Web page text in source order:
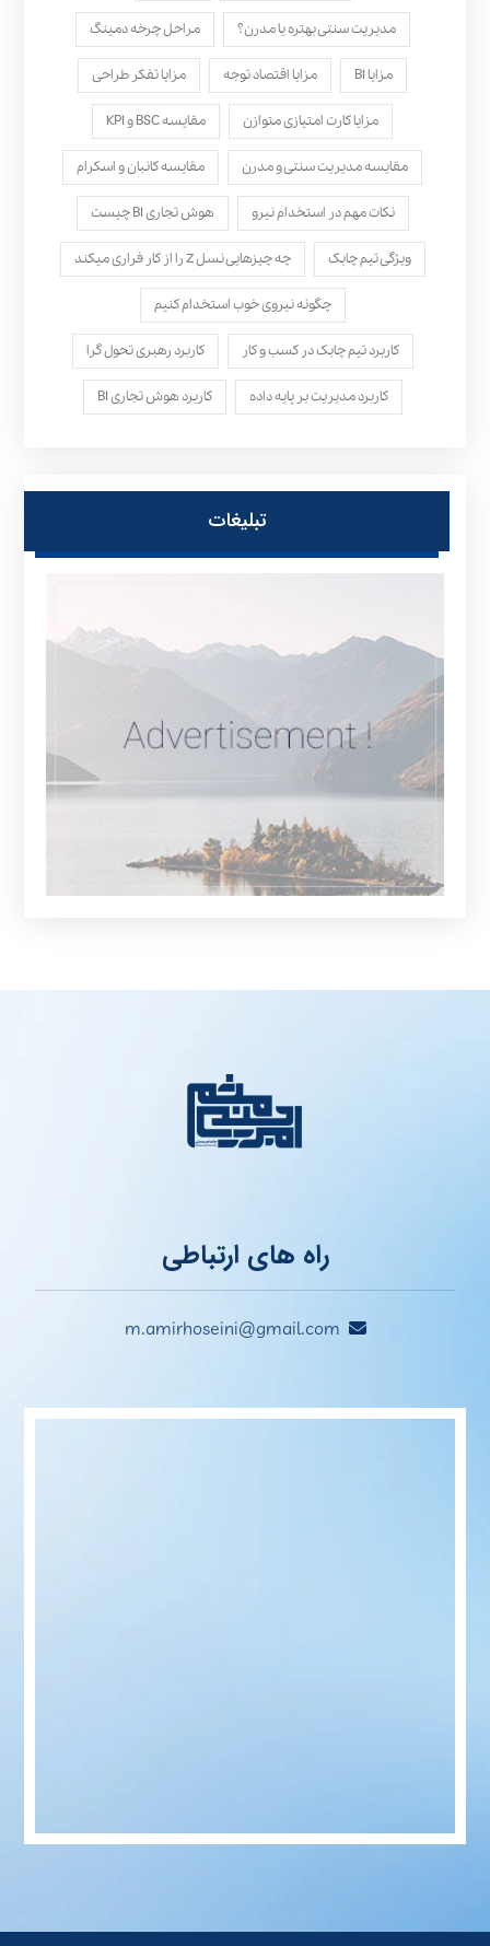
مدیریت سنتی بهتره یا مدرن؟ مراحل چرخه دمینگ
مزایا BI مزایا اقتصاد توجه مزایا تفکر طراحی
مزایا کارت امتیازی متوازن مقایسه BSC و KPI
مقایسه مدیریت سنتی و مدرن مقایسه کانبان و اسکرام
نکات مهم در استخدام نیرو هوش تجاری BI چیست
ویژگی تیم چابک چه چیزهایی نسل Z را از کار فراری میکند
چگونه نیروی خوب استخدام کنیم
کاربرد تیم چابک در کسب و کار کاربرد رهبری تحول‌ گرا
کاربرد مدیریت بر پایه داده کاربرد هوش تجاری BI
تبلیغات
راه های ارتباطی
m.amirhoseini@gmail.com